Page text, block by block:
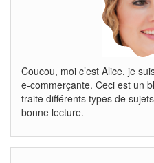
Coucou, moi c’est Alice, je
e-commerçante. Ceci est un
traite différents types de
bonne lecture.